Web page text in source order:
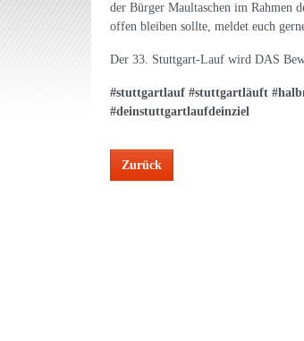
der Bürger Maultaschen im Rahmen
offen bleiben sollte, meldet euch
Der 33. Stuttgart-Lauf wird DAS
#stuttgartlauf #stuttgartläuft
#deinstuttgartlaufdeinziel
Zurück